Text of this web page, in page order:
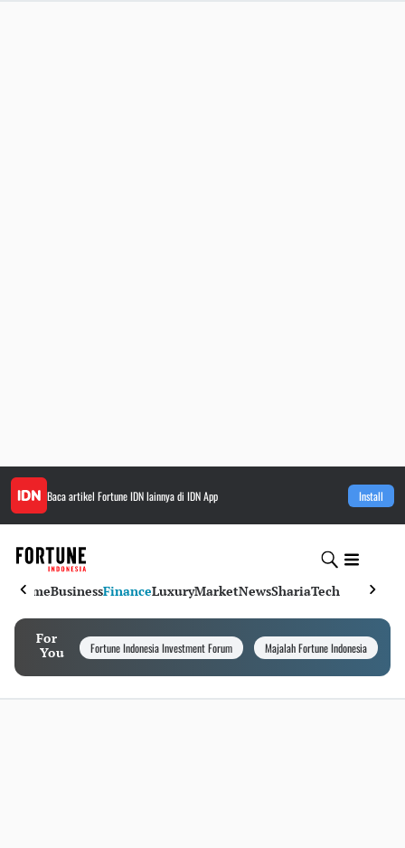
Baca artikel Fortune IDNlainnya di IDN App Install
HomeBusinessFinanceLuxuryMarketNewsShariaTech
For
You
Fortune Indonesia Investment Forum Majalah Fortune Indonesia